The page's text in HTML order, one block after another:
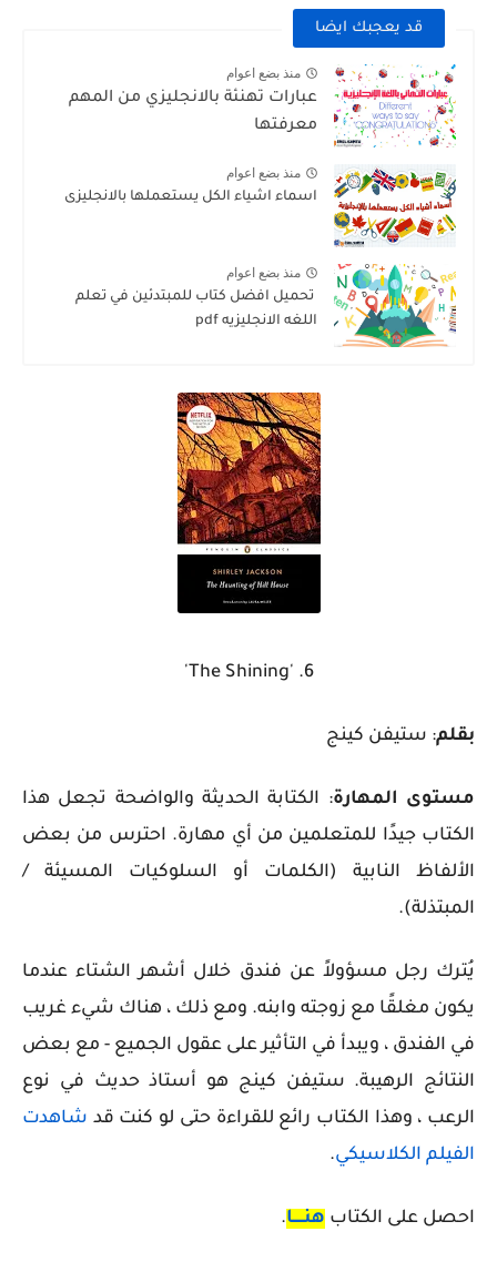
قد يعجبك ايضا
منذ بضع اعوام
عبارات تهنئة بالانجليزي من المهم
معرفتها
منذ بضع اعوام
اسماء اشياء الكل يستعملها بالانجليزى
منذ بضع اعوام
تحميل افضل كتاب للمبتدئين في تعلم
اللغه الانجليزيه pdf
6. 'The Shining'
بقلم: ستيفن كينج
مستوى المهارة: الكتابة الحديثة والواضحة تجعل هذا
الكتاب جيدًا للمتعلمين من أي مهارة. احترس من بعض
الألفاظ النابية (الكلمات أو السلوكيات المسيئة /
المبتذلة).
يُترك رجل مسؤولاً عن فندق خلال أشهر الشتاء عندما
يكون مغلقًا مع زوجته وابنه. ومع ذلك ، هناك شيء غريب
في الفندق ، ويبدأ في التأثير على عقول الجميع - مع بعض
النتائج الرهيبة. ستيفن كينج هو أستاذ حديث في نوع
الرعب ، وهذا الكتاب رائع للقراءة حتى لو كنت قد شاهدت
الفيلم الكلاسيكي.
احصل على الكتاب هنـــــا.